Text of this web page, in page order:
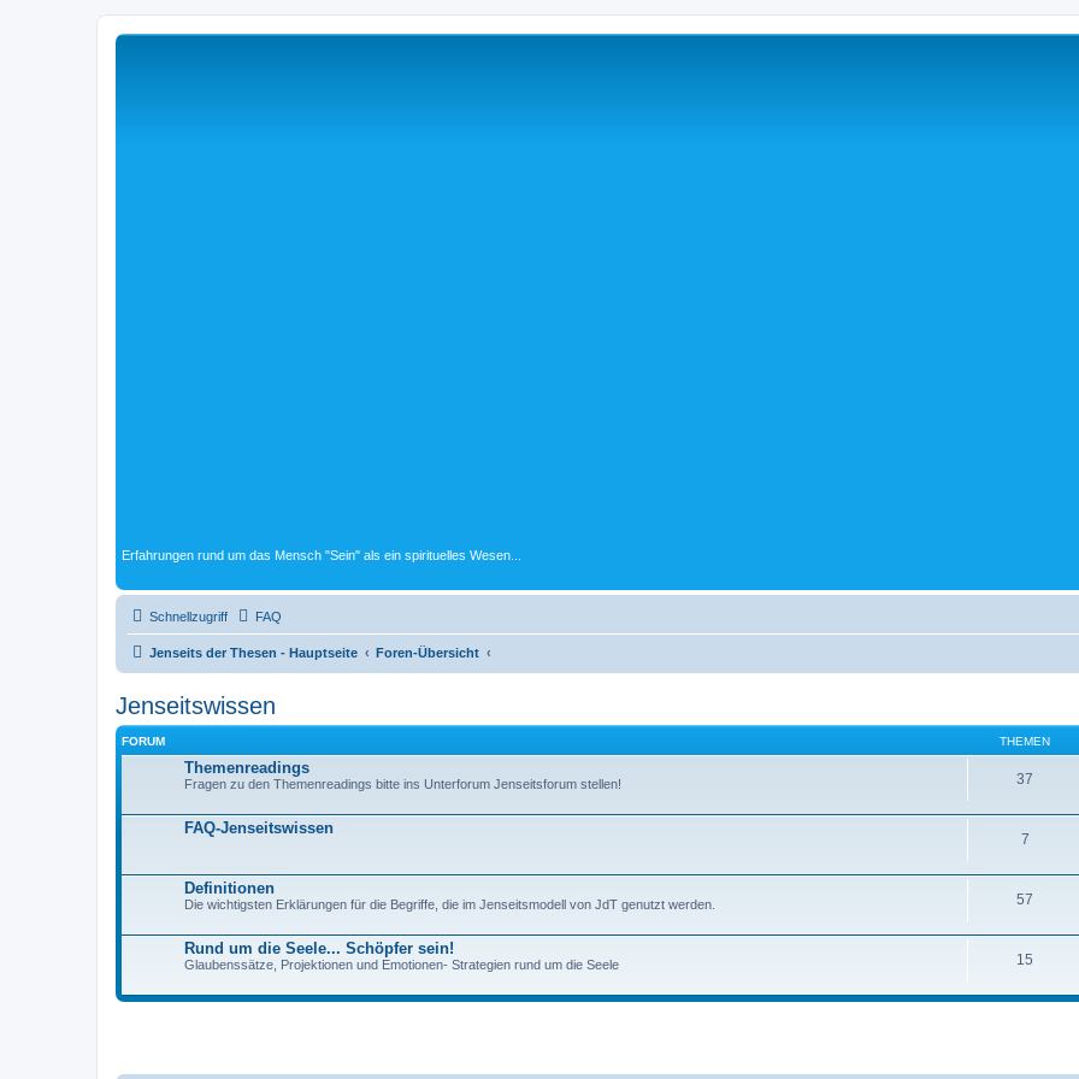
Erfahrungen rund um das Mensch "Sein" als ein spirituelles Wesen...
Schnellzugriff FAQ
Jenseits der Thesen - Hauptseite Foren-Übersicht
Jenseitswissen
FORUM THEMEN
Themenreadings
Fragen zu den Themenreadings bitte ins Unterforum Jenseitsforum stellen! 37
FAQ-Jenseitswissen
7
Definitionen
Die wichtigsten Erklärungen für die Begriffe, die im Jenseitsmodell von JdT genutzt werden. 57
Rund um die Seele... Schöpfer sein!
Glaubenssätze, Projektionen und Emotionen- Strategien rund um die Seele 15